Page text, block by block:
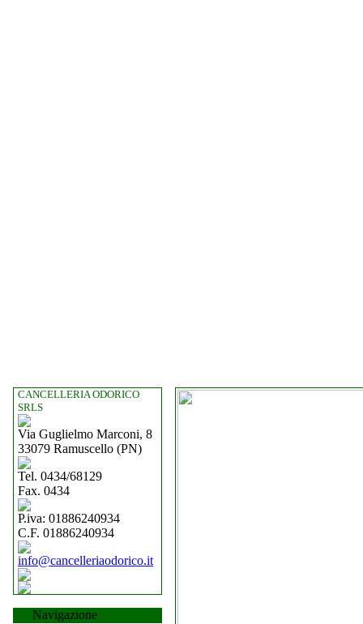
CANCELLERIA ODORICO
SRLS
Via Guglielmo Marconi, 8
33079 Ramuscello (PN)
Tel. 0434/68129
Fax. 0434
P.iva: 01886240934
C.F. 01886240934
info@cancelleriaodorico.it
Navigazione